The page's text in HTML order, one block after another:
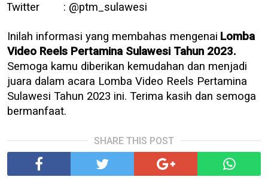
Twitter : @ptm_sulawesi
Inilah informasi yang membahas mengenai Lomba
Video Reels Pertamina Sulawesi Tahun 2023.
Semoga kamu diberikan kemudahan dan menjadi
juara dalam acara Lomba Video Reels Pertamina
Sulawesi Tahun 2023 ini. Terima kasih dan semoga
bermanfaat.
SHARE THIS POST